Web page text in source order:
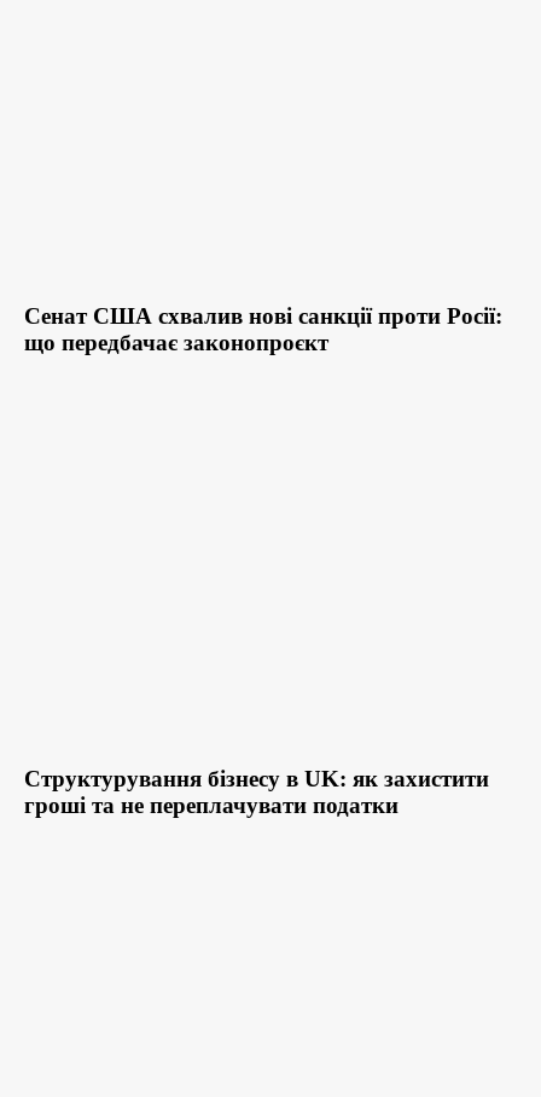
Сенат США схвалив нові санкції проти Росії:
що передбачає законопроєкт
Структурування бізнесу в UK: як захистити
гроші та не переплачувати податки